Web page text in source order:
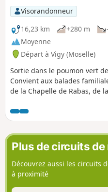
Visorandonneur
16,23 km
+280 m
Moyenne
Départ à Vigy (Moselle)
Sortie dans le poumon vert
Convient aux balades
de la Chapelle de Rabas, de
Attention : circuit difficile en
Plus de circuits
Découvrez aussi les circuits
à proximité